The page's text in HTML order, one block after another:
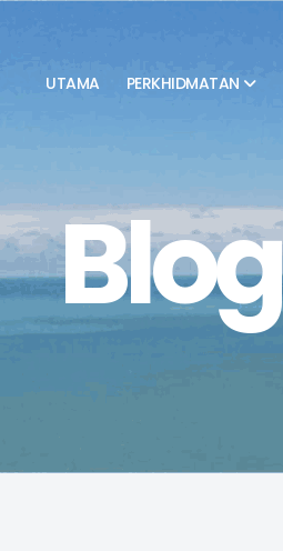
UTAMA PERKHIDMATAN
Blog